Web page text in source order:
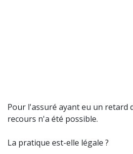
Pour l'assuré ayant eu un retard
recours n'a été possible.
La pratique est-elle légale ?